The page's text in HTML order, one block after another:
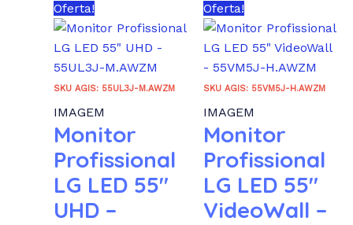
Oferta!
SKU AGIS: 55UL3J-M.AWZM
IMAGEM
Monitor
Profissional
LG LED 55″
UHD –
Oferta!
SKU AGIS: 55VM5J-H.AWZM
IMAGEM
Monitor
Profissional
LG LED 55″
VideoWall –